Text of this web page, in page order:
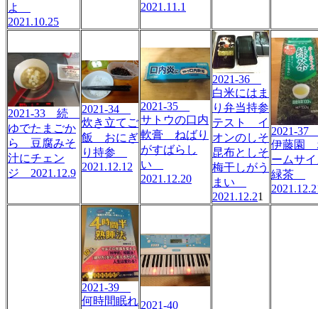
よ
2021.10.25
2021.11.1
2021-33 続
ゆでたまごか
ら 豆腐みそ
汁にチェン
ジ 2021.12.9
2021-34
炊き立てご
飯 おにぎ
り持参
2021.12.12
2021-35
サトウの口内
軟膏 ねばり
がすばらし
い
2021.12.20
2021-36
白米にはま
り弁当持参
テスト イ
オンのしそ
昆布としそ
梅干しがう
まい
2021.12.21
2021-
伊藤園
ームサ
緑茶
2021-39
何時間眠れ 2021-40